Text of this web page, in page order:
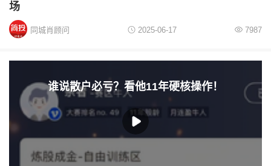
场
同城肖顾问 2025-06-17 7987
谁说散户必亏？看他11年硬核操作！